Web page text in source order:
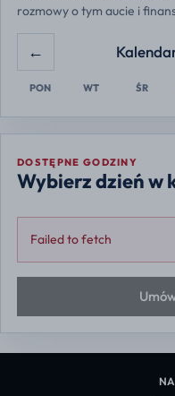
rozmowy o tym aucie i
←
PON WT ŚR
DOSTĘPNE GODZINY
Wybierz dzień w
Failed to fetch